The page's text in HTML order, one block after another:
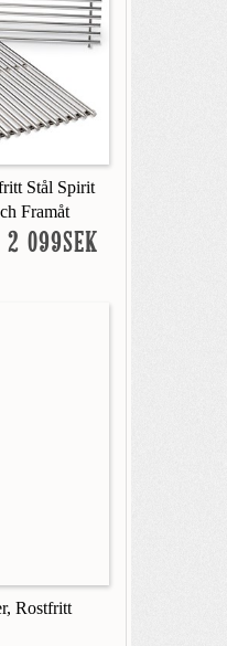
Stål Spirit
Framåt
2 099SEK
Rostfritt